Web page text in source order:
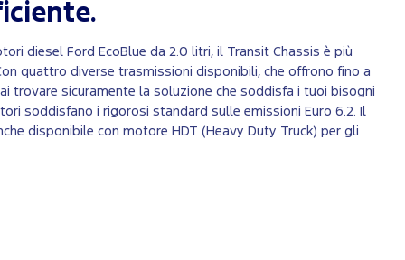
diesel Ford EcoBlue da 2.0 litri, il Transit Chassis è più
quattro diverse trasmissioni disponibili, che offrono fino a
trovare sicuramente la soluzione che soddisfa i tuoi bisogni
soddisfano i rigorosi standard sulle emissioni Euro 6.2. Il
disponibile con motore HDT (Heavy Duty Truck) per gli